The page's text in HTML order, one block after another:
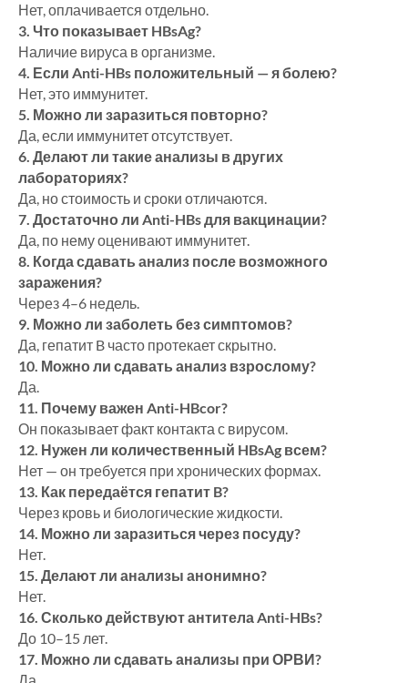
Нет, оплачивается отдельно.
3. Что показывает HBsAg?
Наличие вируса в организме.
4. Если Anti-HBs положительный — я болею?
Нет, это иммунитет.
5. Можно ли заразиться повторно?
Да, если иммунитет отсутствует.
6. Делают ли такие анализы в других
лабораториях?
Да, но стоимость и сроки отличаются.
7. Достаточно ли Anti-HBs для вакцинации?
Да, по нему оценивают иммунитет.
8. Когда сдавать анализ после возможного
заражения?
Через 4–6 недель.
9. Можно ли заболеть без симптомов?
Да, гепатит B часто протекает скрытно.
10. Можно ли сдавать анализ взрослому?
Да.
11. Почему важен Anti-HBcor?
Он показывает факт контакта с вирусом.
12. Нужен ли количественный HBsAg всем?
Нет — он требуется при хронических формах.
13. Как передаётся гепатит B?
Через кровь и биологические жидкости.
14. Можно ли заразиться через посуду?
Нет.
15. Делают ли анализы анонимно?
Нет.
16. Сколько действуют антитела Anti-HBs?
До 10–15 лет.
17. Можно ли сдавать анализы при ОРВИ?